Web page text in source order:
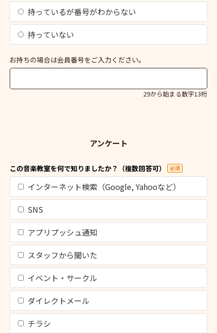
持っているが番号がわからない
持っていない
お持ちの場合は会員番号をご入力ください。
29から始まる数字13桁
アンケート
この音楽教室を何で知りましたか？（複数回答可） 必須
インターネット検索（Google, Yahooなど）
SNS
アプリプッシュ通知
スタッフから聞いた
イベント・サークル
ダイレクトメール
チラシ